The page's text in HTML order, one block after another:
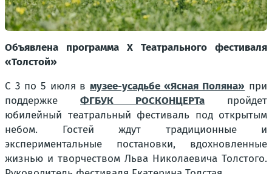
Объявлена программа Х Театрального фестиваля
«Толстой»
С 3 по 5 июля вмузее-усадьбе «Ясная Поляна» при
поддержке ФГБУК РОСКОНЦЕРТа пройдет
юбилейный театральный фестиваль под открытым
небом. Гостей ждут традиционные и
экспериментальные постановки, вдохновленные
жизнью и творчеством Льва Николаевича Толстого.